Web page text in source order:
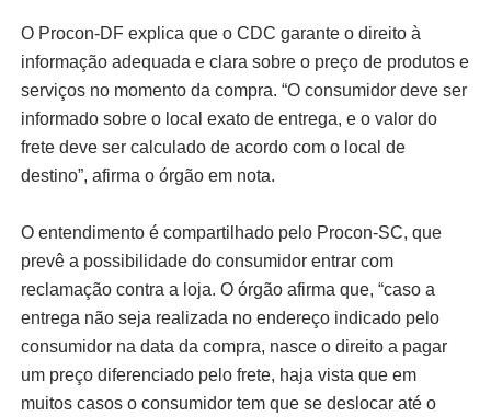
O Procon-DF explica que o CDC garante o direito à
informação adequada e clara sobre o preço de produtos e
serviços no momento da compra. “O consumidor deve ser
informado sobre o local exato de entrega, e o valor do
frete deve ser calculado de acordo com o local de
destino”, afirma o órgão em nota.
O entendimento é compartilhado pelo Procon-SC, que
prevê a possibilidade do consumidor entrar com
reclamação contra a loja. O órgão afirma que, “caso a
entrega não seja realizada no endereço indicado pelo
consumidor na data da compra, nasce o direito a pagar
um preço diferenciado pelo frete, haja vista que em
muitos casos o consumidor tem que se deslocar até o